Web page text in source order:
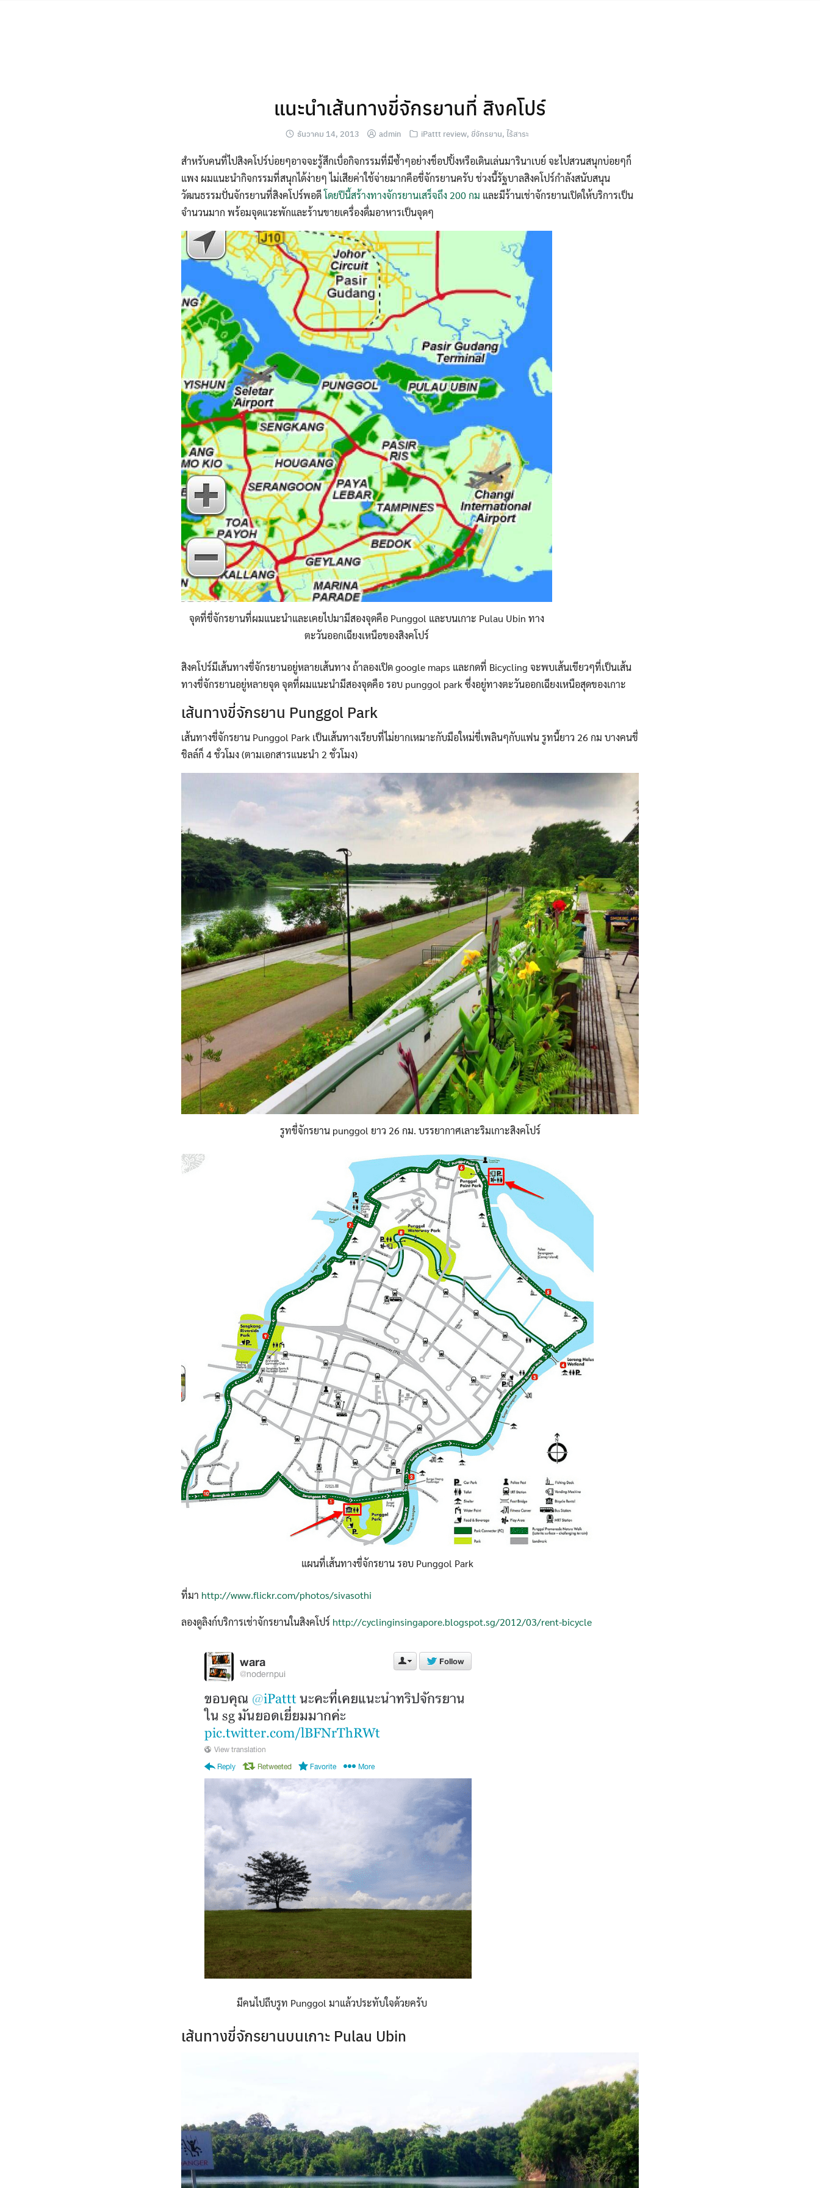
Search
for:
แนะนำเส้นทางขี่จักรยานที่ สิงคโปร์
ธันวาคม 14, 2013 admin iPattt review, ขี่จักรยาน, ไร้สาระ
สำหรับคนที่ไปสิงคโปร์บ่อยๆอาจจะรู้สึกเบื่อกิจกรรมที่มีซ้ำๆอย่างช็อปปิ้งหรือเดินเล่นมารินาเบย์ จะไปสวนสนุกบ่อยๆก็
แพง ผมแนะนำกิจกรรมที่สนุกได้ง่ายๆ ไม่เสียค่าใช้จ่ายมากคือขี่จักรยานครับ ช่วงนี้รัฐบาลสิงคโปร์กำลังสนับสนุน
วัฒนธรรมปั่นจักรยานที่สิงคโปร์พอดีโดยปีนี้สร้างทางจักรยานเสร็จถึง 200 กม และมีร้านเช่าจักรยานเปิดให้บริการเป็น
จำนวนมาก พร้อมจุดแวะพักและร้านขายเครื่องดื่มอาหารเป็นจุดๆ
จุดที่ขี่จักรยานที่ผมแนะนำและเคยไปมามีสองจุดคือ Punggol และบนเกาะ Pulau Ubin ทาง
ตะวันออกเฉียงเหนือของสิงคโปร์
สิงคโปร์มีเส้นทางขี่จักรยานอยู่หลายเส้นทาง ถ้าลองเปิด google maps และกดที่ Bicycling จะพบเส้นเขียวๆที่เป็นเส้น
ทางขี่จักรยานอยู่หลายจุด จุดที่ผมแนะนำมีสองจุดคือ รอบ punggol park ซึ่งอยู่ทางตะวันออกเฉียงเหนือสุดของเกาะ
เส้นทางขี่จักรยาน Punggol Park
เส้นทางขี่จักรยาน Punggol Park เป็นเส้นทางเรียบที่ไม่ยากเหมาะกับมือใหม่ขี่เพลินๆกับแฟน รูทนี้ยาว 26 กม บางคนขี่
ชิลล์ก็ 4 ชั่วโมง (ตามเอกสารแนะนำ 2 ชั่วโมง)
รูทขี่จักรยาน punggol ยาว 26 กม. บรรยากาศเลาะริมเกาะสิงคโปร์
แผนที่เส้นทางขี่จักรยาน รอบ Punggol Park
ที่มา http://www.flickr.com/photos/sivasothi
ลองดูลิงก์บริการเช่าจักรยานในสิงคโปร์ http://cyclinginsingapore.blogspot.sg/2012/03/rent-bicycle
มีคนไปถีบรูท Punggol มาแล้วประทับใจด้วยครับ
เส้นทางขี่จักรยานบนเกาะ Pulau Ubin